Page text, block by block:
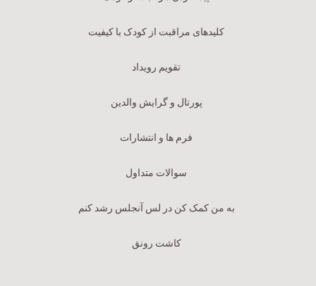
کلیدهای مراقبت از کودک با کیفیت
تقویم رویداد
پورتال و گرایش والدین
فرم ها و انتشارات
سوالات متداول
به من کمک کن در لس آنجلس رشد کنم
کاشت رونق